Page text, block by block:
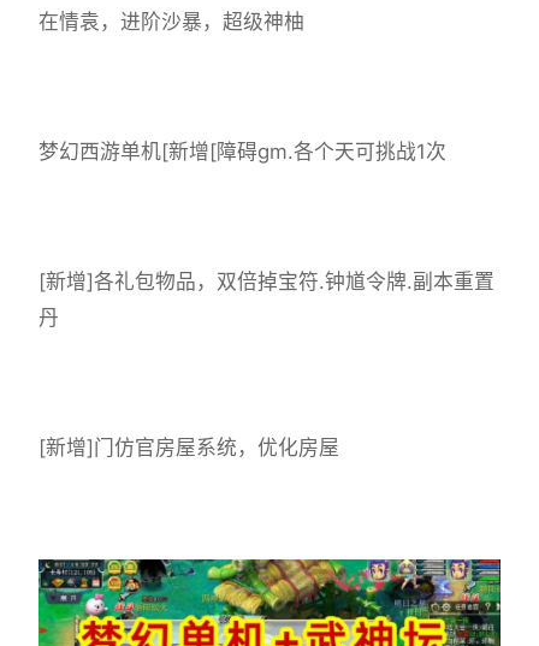
在情袁，进阶沙暴，超级神柚
梦幻西游单机[新增[障碍gm.各个天可挑战1次
[新增]各礼包物品，双倍掉宝符.钟馗令牌.副本重置
丹
[新增]门仿官房屋系统，优化房屋